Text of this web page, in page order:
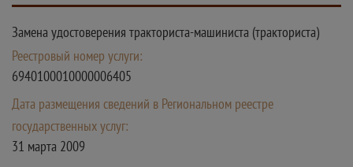
Замена удостоверения тракториста-машиниста (тракториста)
Реестровый номер услуги:
6940100010000006405
Дата размещения сведений в Региональном реестре
государственных услуг:
31 марта 2009